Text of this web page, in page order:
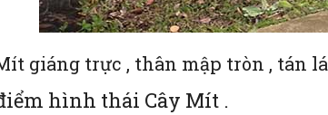
giáng trực , thân mập tròn , tán
hình thái Cây Mít .